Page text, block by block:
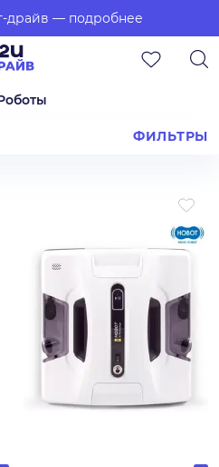
драйв — подробнее
ФИЛЬТРЫ